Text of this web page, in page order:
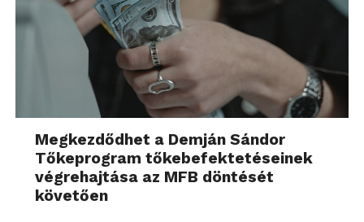
Megkezdődhet a Demján Sándor
Tőkeprogram tőkebefektetéseinek
végrehajtása az MFB döntését
követően